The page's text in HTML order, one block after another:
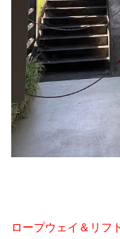
ロープウェイ＆リフ